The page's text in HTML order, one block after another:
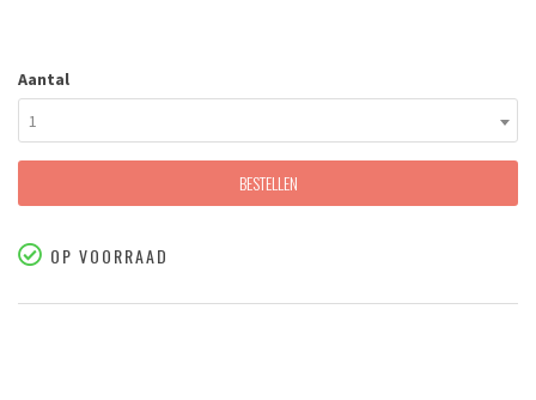
Aantal
1
BESTELLEN
OP VOORRAAD